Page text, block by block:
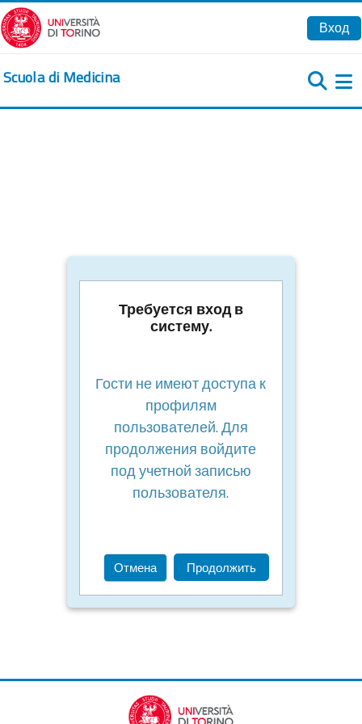
Перейти к основному содержанию
Вход
Scuola di Medicina
Требуется вход в
систему.
Гости не имеют доступа к
профилям
пользователей. Для
продолжения войдите
под учетной записью
пользователя.
Отмена Продолжить